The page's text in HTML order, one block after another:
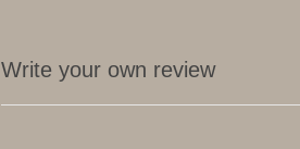
Write your own review